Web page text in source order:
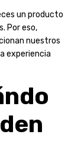
un producto
Por eso,
nuestros
experiencia